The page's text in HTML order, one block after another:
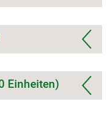
Einheiten)